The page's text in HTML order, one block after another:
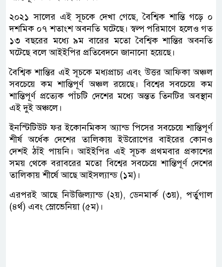
২০২১ সালের এই সূচকে দেখা গেছে, বৈশ্বিক শান্তি গড়ে ০
দশমিক ০৭ শতাংশ অবনতি ঘটেছে। স্বল্প পরিমাণে হলেও গত
১৩ বছরের মধ্যে ৯ম বারের মতো বৈশ্বিক শান্তির অবনতি
ঘটেছে বলে আইইপির প্রতিবেদনে জানানো হয়েছে।
বৈশ্বিক শান্তির এই সূচকে মধ্যপ্রাচ্য এবং উত্তর আফিকা অঞ্চল
সবচেয়ে কম শান্তিপূর্ণ অঞ্চল রয়েছে। বিশ্বের সবচেয়ে কম
শান্তিপূর্ণ প্রত্যেক পাঁচটি দেশের মধ্যে অন্তত তিনটির অবস্থান
এই দুই অঞ্চলে।
ইনস্টিটিউট ফর ইকোনমিকস অ্যান্ড পিসের সবচেয়ে শান্তিপূর্ণ
শীর্ষ অর্ধেক দেশের তালিকায় ইউরোপের বাইরের কোনও
দেশই ঠাঁই পায়নি। আইইপির এই সূচক প্রথমবার প্রকাশের
সময় থেকে বরাবরের মতো বিশ্বের সবচেয়ে শান্তিপূর্ণ দেশের
তালিকায় শীর্ষে আছে আইসল্যান্ড (১ম)।
এরপরই আছে নিউজিল্যান্ড (২য়), ডেনমার্ক (৩য়), পর্তুগাল
(৪র্থ) এবং স্লোভেনিয়া (৫ম)।